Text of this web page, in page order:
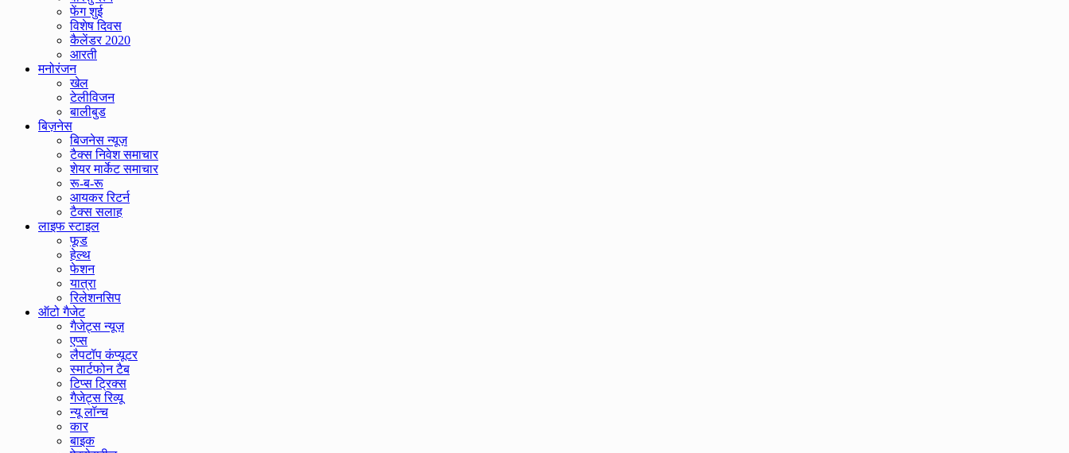
फेंग शुई
विशेष दिवस
कैलेंडर 2020
आरती
मनोरंजन
खेल
टेलीविजन
बालीबुड
बिज़नेस
बिजनेस न्यूज़
टैक्स निवेश समाचार
शेयर मार्केट समाचार
रू-ब-रू
आयकर रिटर्न
टैक्स सलाह
लाइफ स्टाइल
फूड
हेल्थ
फेशन
यात्रा
रिलेशनसिप
ऑटो गैजेट
गैजेट्स न्यूज़
एप्स
लैपटॉप कंप्यूटर
स्मार्टफोन टैब
टिप्स ट्रिक्स
गैजेट्स रिव्यू
न्यू लॉन्च
कार
बाइक